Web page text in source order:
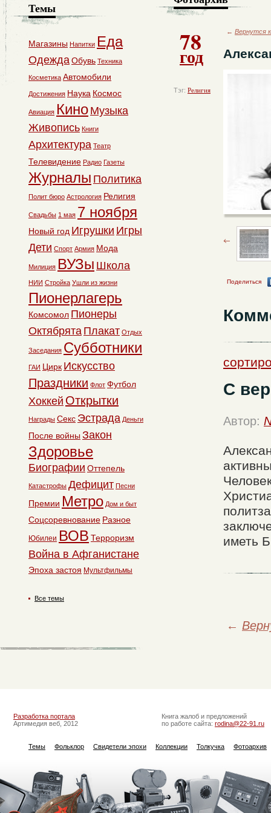
78
год
Тэг: Религия
← Вернутся
Поделиться
С
Автор:
иметь
←
Темы
Магазины Напитки Еда
ОдеждаОбувь Техника
Косметика Автомобили
Достижения Наука Космос
Авиация Кино Музыка
Живопись Книги
Архитектура Театр
Телевидение Радио Газеты
Журналы Политика
Полит бюро Астрология Религия
Свадьбы 1 мая 7 ноября
Новый год Игрушки Игры
Дети Спорт Армия Мода
Милиция ВУЗы Школа
НИИ Стройка Ушли из жизни
Пионерлагерь
Комсомол Пионеры
Октябрята Плакат Отдых
Заседания Субботники
ГАИ Цирк Искусство
Праздники Флот Футбол
Хоккей Открытки
Награды Секс Эстрада Деньги
После войны Закон
Здоровье
Биографии Оттепель
Катастрофы Дефицит Песни
Премии Метро Дом и быт
Соцсоревнование Разное
Юбилеи ВОВ Терроризм
Война в Афганистане
Эпоха застоя Мультфильмы
Все темы
Разработка портала
Артимедия веб, 2012
Книга жалоб и предложений
по работе сайта: rodina@22-91.ru
Темы Фольклор Свидетели эпохи Коллекции Толкучка Фотоархив